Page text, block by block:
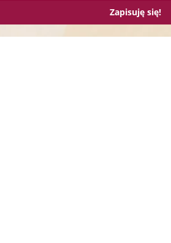
Zapisuję się!